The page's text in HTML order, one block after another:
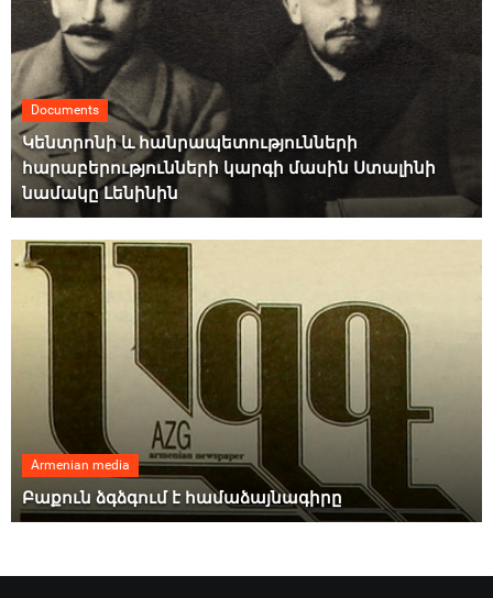
Documents
Կենտրոնի և հանրապետությունների
հարաբերությունների կարգի մասին Ստալինի
նամակը Լենինին
Armenian media
Բաքուն ձգձգում է համաձայնագիրը